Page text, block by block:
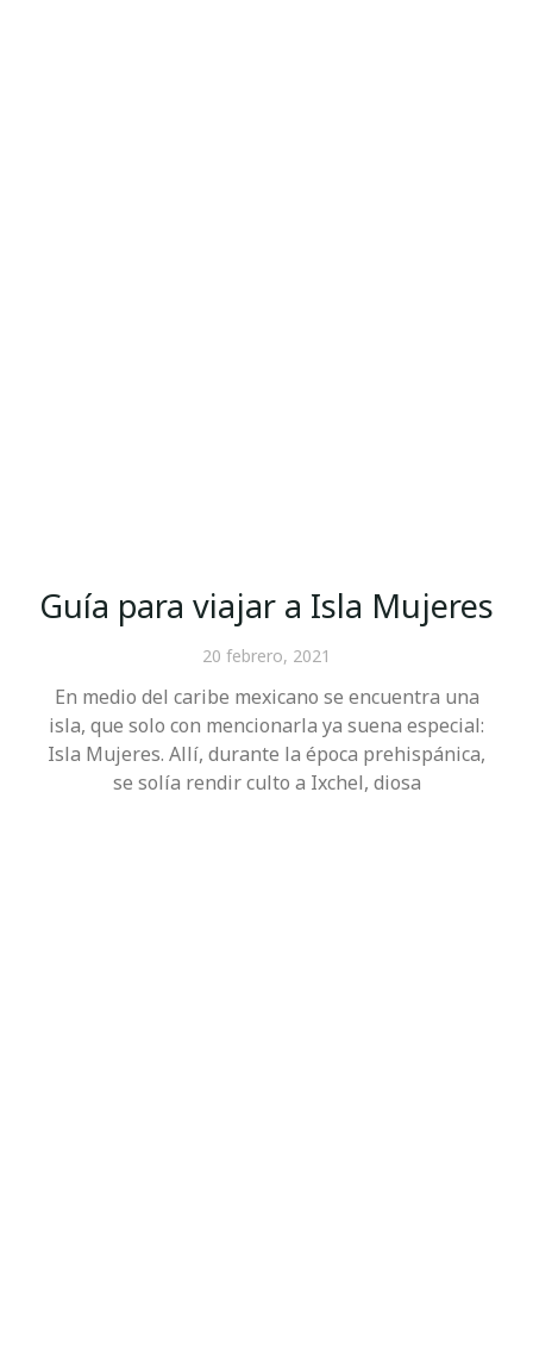
Guía para viajar a Isla Mujeres
20 febrero, 2021
En medio del caribe mexicano se encuentra una
isla, que solo con mencionarla ya suena especial:
Isla Mujeres. Allí, durante la época prehispánica,
se solía rendir culto a Ixchel, diosa